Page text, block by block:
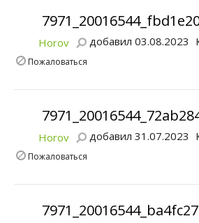
Horov добавил 03.08.2023
Пожаловаться
Horov добавил 31.07.2023
Пожаловаться